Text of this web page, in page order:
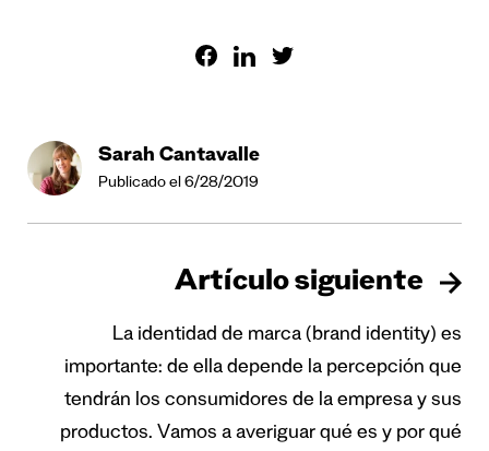
Sarah Cantavalle
Publicado el 6/28/2019
Artículo siguiente
La identidad de marca (brand identity) es
importante: de ella depende la percepción que
tendrán los consumidores de la empresa y sus
productos. Vamos a averiguar qué es y por qué